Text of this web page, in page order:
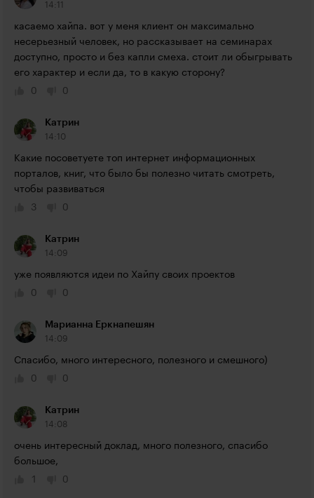
14:11
касаемо хайпа. вот у меня клиент он максимально
несерьезный человек, но рассказывает на семинарах
доступно, просто и без капли смеха. стоит ли обыгрывать
его характер и если да, то в какую сторону?
0
0
Катрин
14:10
Какие посоветуете топ интернет информационных
порталов, книг, что было бы полезно читать смотреть,
чтобы развиваться
3
0
Катрин
14:09
уже появляются идеи по Хайпу своих проектов
0
0
Марианна Еркнапешян
14:09
Спасибо, много интересного, полезного и смешного)
0
0
Катрин
14:08
очень интересный доклад, много полезного, спасибо
большое,
1
0